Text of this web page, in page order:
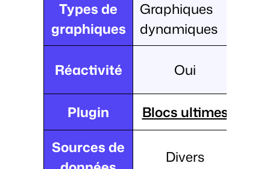
Types de
graphiques
Graphiques
dynamiques
Réactivité Oui
Plugin
Blocs ultimes
Sources de
Divers